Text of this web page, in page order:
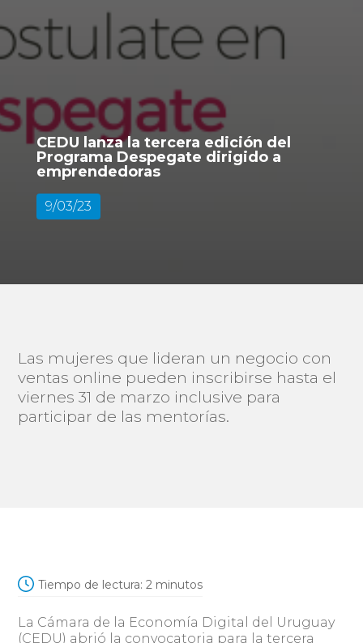
CEDU lanza la tercera edición del
Programa Despegate dirigido a
emprendedoras
9/03/23
Las mujeres que lideran un negocio con
ventas online pueden inscribirse hasta el
viernes 31 de marzo inclusive para
participar de las mentorías.
Tiempo de lectura: 2 minutos
La Cámara de la Economía Digital del Uruguay
(CEDU) abrió la convocatoria para la tercera